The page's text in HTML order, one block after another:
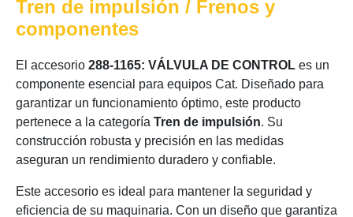
Tren de impulsión / Frenos y
componentes
El accesorio 288-1165: VÁLVULA DE CONTROL es un
componente esencial para equipos Cat. Diseñado para
garantizar un funcionamiento óptimo, este producto
pertenece a la categoría Tren de impulsión. Su
construcción robusta y precisión en las medidas
aseguran un rendimiento duradero y confiable.
Este accesorio es ideal para mantener la seguridad y
eficiencia de su maquinaria. Con un diseño que garantiza